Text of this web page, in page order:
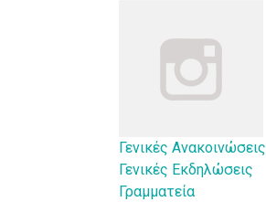
Γενικές Ανακοινώσεις
Γενικές Εκδηλώσεις
Γραμματεία